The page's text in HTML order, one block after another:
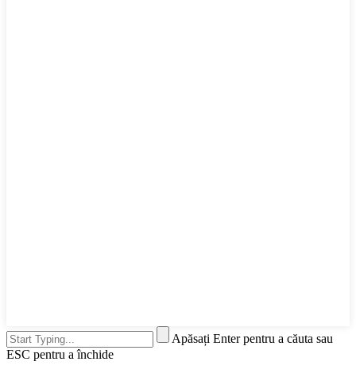
Apăsați Enter pentru a căuta sau
ESC pentru a închide